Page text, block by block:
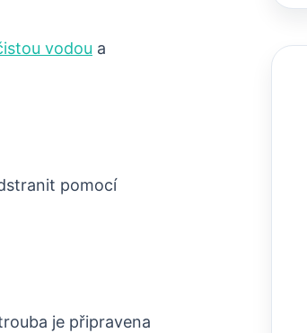
vodou a
pomocí
je připravena